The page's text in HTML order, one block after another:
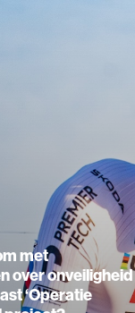
met
over onveiligheid
‘Operatie